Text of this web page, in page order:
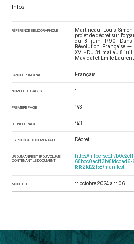
Infos
RÉFÉRENCE BIBLIOGRAPHIQUE
Martineau Louis
projet de décret sur
du 8 juin 1790. Dans
Révolution Française —
XVI - Du 31 mai au 8
Mavidal et Emile Laurent.
LANGUE PRINCIPALE Français
NOMBRE DE PAGES 1
PREMIÈRE PAGE 143
DERNIÈRE PAGE 143
TYPOLOGIE DOCUMENTAIRE Décret
URI DU MANIFEST IIIF DU VOLUME
CONTENANT LE DOCUMENT
https://iiif.persee.fr/
68bcc0acf13b/
f8f821d22158/manifest
MODIFIÉ LE 11 octobre 2024 à 11:06